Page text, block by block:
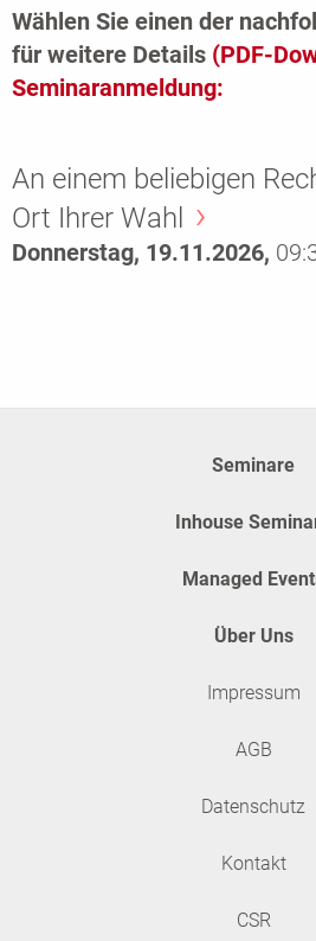
Wählen Sie einen der
für weitere Details (PDF-
Seminaranmeldung:
An einem beliebigen
Ort Ihrer Wahl
Donnerstag, 19.11.2026,
Seminare
Inhouse
Managed
Über Uns
Impressum
AGB
Datenschutz
Kontakt
CSR